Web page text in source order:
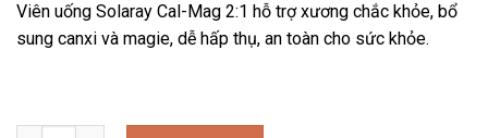
Viên uống Solaray Cal-Mag 2:1 hỗ trợ xương chắc khỏe, bổ
sung canxi và magie, dễ hấp thụ, an toàn cho sức khỏe.